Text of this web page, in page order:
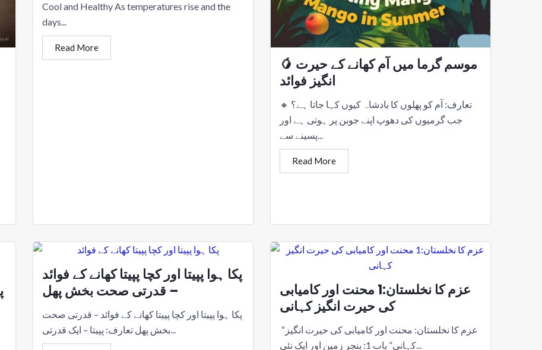
Cool and Healthy As temperatures rise and the
days...
Read More
🥭 موسم گرما میں آم کھانے کے حیرت
انگیز فوائد
🔸 تعارف: آم کو پھلوں کا بادشاہ کیوں کہا جاتا ہے؟
جب گرمیوں کی دھوپ اپنے جوبن پر ہوتی ہے اور
پسینے سے...
Read More
پکا ہوا پپیتا اور کچا پپیتا کھانے کے فوائد
– قدرتی صحت بخش پھل
پکا ہوا پپیتا اور کچا پپیتا کھانے کے فوائد – قدرتی صحت
بخش پھل تعارف: پپیتا – ایک قدرتی...
عزم کا نخلستان:1 محنت اور کامیابی
کی حیرت انگیز کہانی
“عزم کا نخلستان: محنت اور کامیابی کی حیرت انگیز
کہانی” باب 1: بنجر زمین اور ایک نئی...